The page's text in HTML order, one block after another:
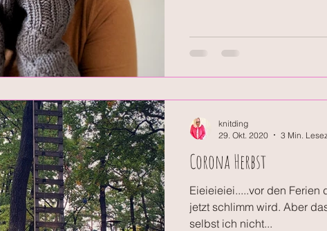
Corona Herbst
Eieieieiei.....vor den Ferien
jetzt schlimm wird. Aber
selbst ich nicht...
knitding
29. Okt. 2020
3 Min.